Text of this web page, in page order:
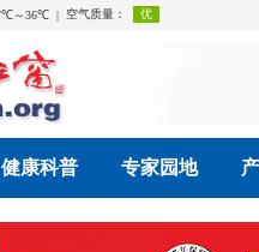
健康科普 专家园地